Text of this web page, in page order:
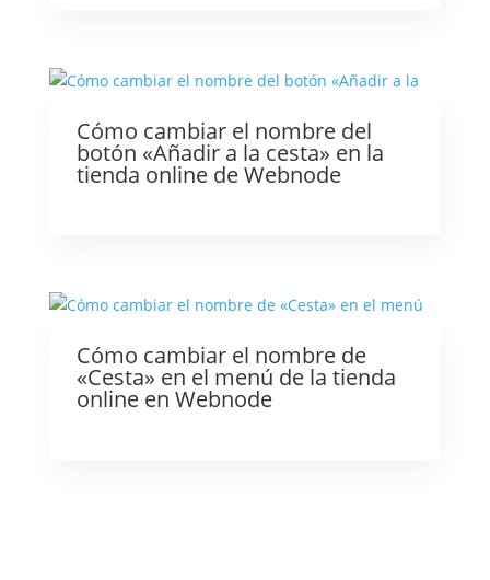
Cómo cambiar el nombre del
botón «Añadir a la cesta» en la
tienda online de Webnode
Cómo cambiar el nombre de
«Cesta» en el menú de la tienda
online en Webnode